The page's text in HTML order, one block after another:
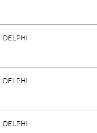
DELPHI
DELPHI
DELPHI